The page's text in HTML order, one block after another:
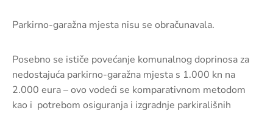
Parkirno-garažna mjesta nisu se obračunavala.
Posebno se ističe povećanje komunalnog doprinosa za
nedostajuća parkirno-garažna mjesta s 1.000 kn na
2.000 eura – ovo vodeći se komparativnom metodom
kao i potrebom osiguranja i izgradnje parkirališnih